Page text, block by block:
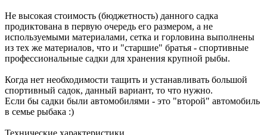
Не высокая стоимость (бюджетность) данного садка
продиктована в первую очередь его размером, а не
используемыми материалами, сетка и горловина выполнены
из тех же материалов, что и "старшие" братья - спортивные
профессиональные садки для хранения крупной рыбы.
Когда нет необходимости тащить и устанавливать большой
спортивный садок, данный вариант, то что нужно.
Если бы садки были автомобилями - это "второй" автомобиль
в семье рыбака :)
Технические характеристики